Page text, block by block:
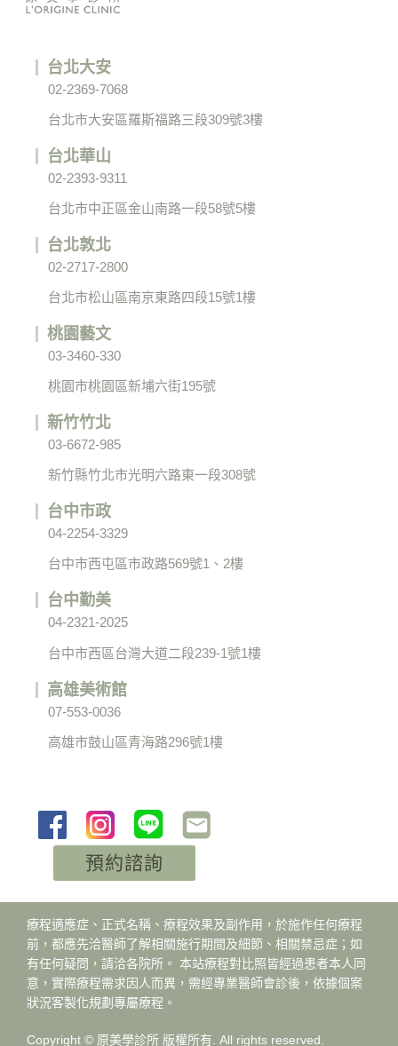
台北大安
02-2369-7068
台北市大安區羅斯福路三段309號3樓
台北華山
02-2393-9311
台北市中正區金山南路一段58號5樓
台北敦北
02-2717-2800
台北市松山區南京東路四段15號1樓
桃園藝文
03-3460-330
桃園市桃園區新埔六街195號
新竹竹北
03-6672-985
新竹縣竹北市光明六路東一段308號
台中市政
04-2254-3329
台中市西屯區市政路569號1、2樓
台中勤美
04-2321-2025
台中市西區台灣大道二段239-1號1樓
高雄美術館
07-553-0036
高雄市鼓山區青海路296號1樓
預約諮詢
療程適應症、正式名稱、療程效果及副作用，於施作任何療程
前，都應先洽醫師了解相關施行期間及細節、相關禁忌症；如
有任何疑問，請洽各院所。 本站療程對比照皆經過患者本人同
意，實際療程需求因人而異，需經專業醫師會診後，依據個案
狀況客製化規劃專屬療程。
Copyright © 原美學診所 版權所有. All rights reserved.